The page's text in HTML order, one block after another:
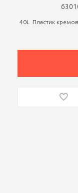
40L Пластик